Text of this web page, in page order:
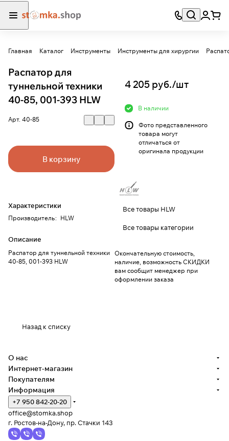
Главная Каталог Инструменты Инструменты для хирургии
Распатор для
туннельной техники
40-85, 001-393 HLW
Арт. 40-85
В корзину
Характеристики
Производитель: HLW
Описание
Распатор для туннельной техники
40-85, 001-393 HLW
4 205 руб./шт
В наличии
Фото представленного
товара могут
отличаться от
оригинала продукции
Все товары HLW
Все товары категории
Окончательную стоимость,
наличие, возможность СКИДКИ
вам сообщит менеджер при
оформлении заказа
Назад к списку
О нас
Интернет-магазин
Покупателям
Информация
+7 950 842-20-20
office@stomka.shop
г. Ростов-на-Дону, пр. Стачки 143